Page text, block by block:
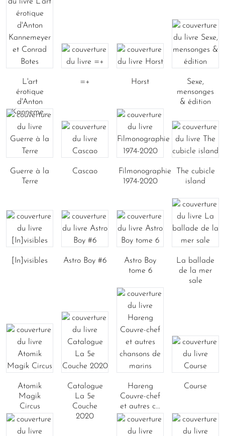
L'art
érotique
d'Anton
Kanneme...
=+ Horst
Sexe,
mensonges
& édition
Guerre à la
Terre
Cascao
Filmonographie
1974-2020
The cubicle
island
[In]visibles Astro Boy #6
Astro Boy
tome 6
La ballade
de la mer
sale
Atomik
Magik
Circus
Catalogue
La 5e
Couche
2020
Hareng
Couvre-chef
et autres c...
Course